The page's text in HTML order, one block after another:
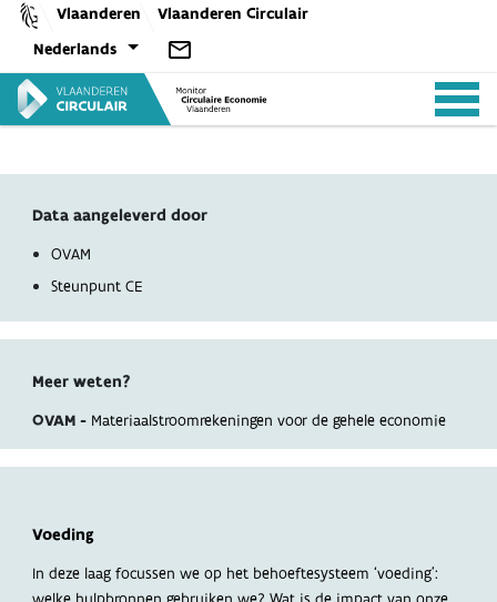
Skip
content
Vlaanderen
Vlaanderen Circulair
Nederlands
ANALYSES
BELEID
CE-TOOLS
INDICATOREN
Data aangeleverd door
OVAM
Steunpunt CE
Meer weten?
OVAM - Materiaalstroomrekeningen voor de gehele economie
Voeding
In deze laag focussen we op het behoeftesysteem ‘voeding’: